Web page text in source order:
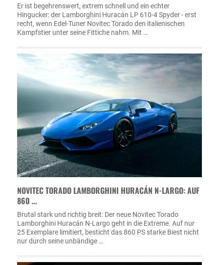
Er ist begehrenswert, extrem schnell und ein echter
Hingucker: der Lamborghini Huracán LP 610-4 Spyder - erst
recht, wenn Edel-Tuner Novitec Torado den italienischen
Kampfstier unter seine Fittiche nahm. Mit …
NOVITEC TORADO LAMBORGHINI HURACÁN N-LARGO: AUF
860 …
Brutal stark und richtig breit: Der neue Novitec Torado
Lamborghini Huracán N-Largo geht in die Extreme. Auf nur
25 Exemplare limitiert, besticht das 860 PS starke Biest nicht
nur durch seine unbändige …